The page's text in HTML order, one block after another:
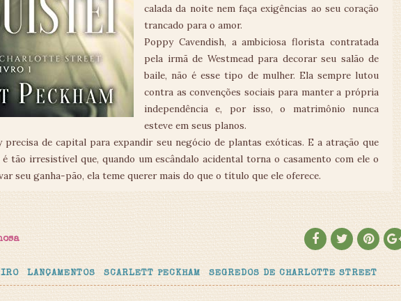
calada da noite nem faça exigências ao seu coração
trancado para o amor.
Poppy Cavendish, a ambiciosa florista contratada
pela irmã de Westmead para decorar seu salão de
baile, não é esse tipo de mulher. Ela sempre lutou
contra as convenções sociais para manter a própria
independência e, por isso, o matrimônio nunca
esteve em seus planos.
precisa de capital para expandir seu negócio de plantas exóticas. E a atração que
tão irresistível que, quando um escândalo acidental torna o casamento com ele o
seu ganha-pão, ela teme querer mais do que o título que ele oferece.
LANÇAMENTOS SCARLETT PECKHAM SEGREDOS DE CHARLOTTE STREET